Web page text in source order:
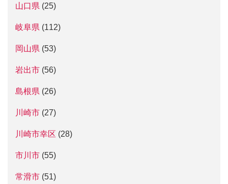
山口県 (25)
岐阜県 (112)
岡山県 (53)
岩出市 (56)
島根県 (26)
川崎市 (27)
川崎市幸区 (28)
市川市 (55)
常滑市 (51)